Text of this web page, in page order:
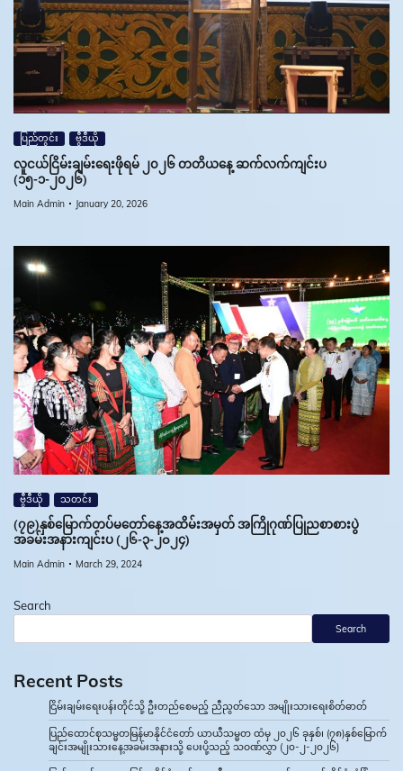
ပြည်တွင်း ဗွီဒီယို
လူငယ်ငြိမ်းချမ်းရေးဖိုရမ် ၂၀၂၆ တတိယနေ့ ဆက်လက်ကျင်းပ
(၁၅-၁-၂၀၂၆)
Main Admin January 20, 2026
ဗွီဒီယို သတင်း
(၇၉)နှစ်မြောက်တပ်မတော်နေ့အထိမ်းအမှတ် အကြိုဂုဏ်ပြုညစာစားပွဲ
အခမ်းအနားကျင်းပ (၂၆-၃-၂၀၂၄)
Main Admin March 29, 2024
Search
Search
Recent Posts
ငြိမ်းချမ်းရေးပန်းတိုင်သို့ ဦးတည်စေမည့် ညီညွတ်သော အမျိုးသားရေးစိတ်ဓာတ်
ပြည်ထောင်စုသမ္မတမြန်မာနိုင်ငံတော် ယာယီသမ္မတ ထံမှ ၂၀၂၆ ခုနှစ်၊ (၇၈)နှစ်မြောက်
ချင်းအမျိုးသားနေ့အခမ်းအနားသို့ ပေးပို့သည့် သဝဏ်လွှာ (၂၀-၂-၂၀၂၆)